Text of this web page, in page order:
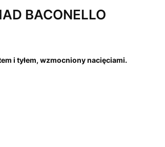
BACONELLO
i tyłem, wzmocniony nacięciami.